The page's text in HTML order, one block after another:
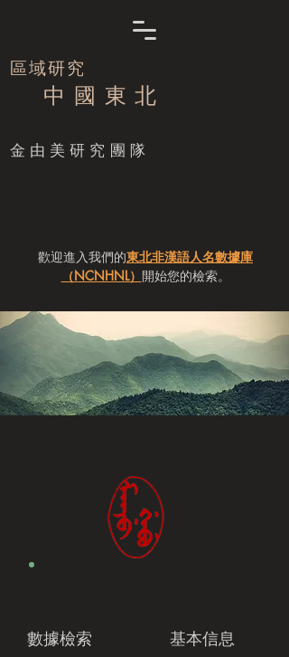
區域研究
中 國 東 北
​金由美研究團隊
歡迎進入我們的東北非漢語人名數據庫
（NCNHNL） 開始您的檢索。
數據檢索 基本信息